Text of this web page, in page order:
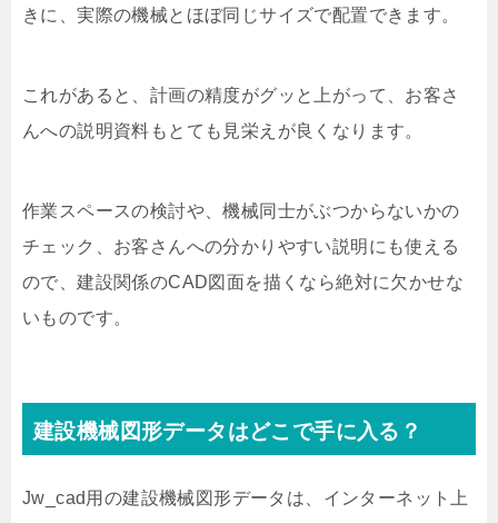
きに、実際の機械とほぼ同じサイズで配置できます。
これがあると、計画の精度がグッと上がって、お客さ
んへの説明資料もとても見栄えが良くなります。
作業スペースの検討や、機械同士がぶつからないかの
チェック、お客さんへの分かりやすい説明にも使える
ので、建設関係のCAD図面を描くなら絶対に欠かせな
いものです。
建設機械図形データはどこで手に入る？
Jw_cad用の建設機械図形データは、インターネット上